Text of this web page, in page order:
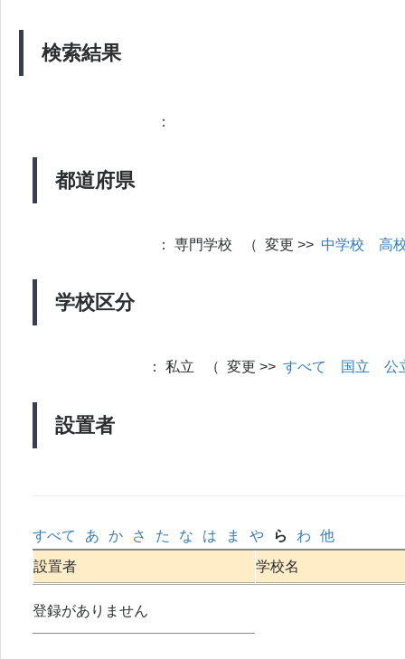
検索結果
都道府県
：
学校区分
： 専門学校 （ 変更 >> 中学校 高
設置者
： 私立 （ 変更 >> すべて 国立 公
すべて あ か さ た な は ま や ら わ
他
設置者
学校名
登録がありません